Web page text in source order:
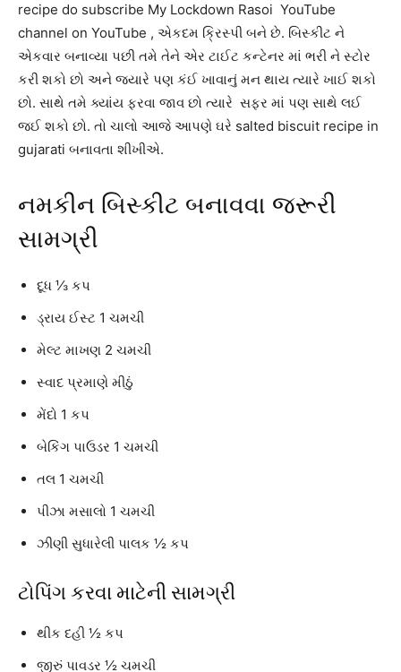
recipe do subscribe My Lockdown Rasoi YouTube
channel on YouTube , એકદમ ક્રિસ્પી બને છે. બિસ્કીટ ને
એકવાર બનાવ્યા પછી તમે તેને એર ટાઈટ કન્ટેનર માં ભરી ને સ્ટોર
કરી શકો છો અને જ્યારે પણ કંઈ ખાવાનું મન થાય ત્યારે ખાઈ શકો
છો. સાથે તમે ક્યાંય ફરવા જાવ છો ત્યારે સફર માં પણ સાથે લઈ
જઈ શકો છો. તો ચાલો આજે આપણે ઘરે salted biscuit recipe in
gujarati બનાવતા શીખીએ.
નમકીન બિસ્કીટ બનાવવા જરૂરી
સામગ્રી
દૂધ ⅓ કપ
ડ્રાય ઈસ્ટ 1 ચમચી
મેલ્ટ માખણ 2 ચમચી
સ્વાદ પ્રમાણે મીઠું
મેંદો 1 કપ
બેકિંગ પાઉડર 1 ચમચી
તલ 1 ચમચી
પીઝા મસાલો 1 ચમચી
ઝીણી સુધારેલી પાલક ½ કપ
ટોપિંગ કરવા માટેની સામગ્રી
થીક દહી ½ કપ
જીરું પાવડર ½ ચમચી